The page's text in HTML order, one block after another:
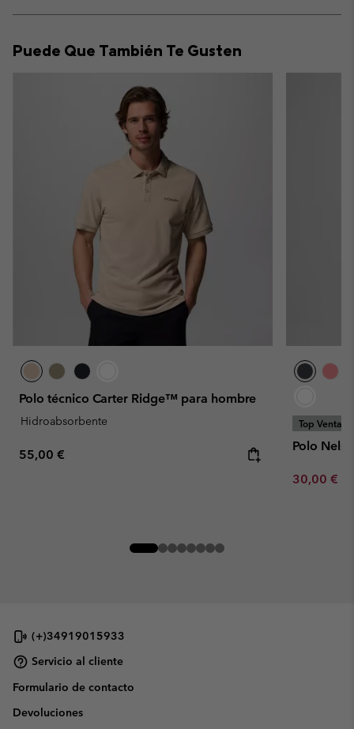
or
Puede Que También Te Gusten
Polo técnico Carter Ridge™ para hombre
Hidroabsorbente
Regular price:
55,00 €
Top Ventas
Polo
Minimum
30,00 €
(+)34919015933
Servicio al cliente
Formulario de contacto
Devoluciones